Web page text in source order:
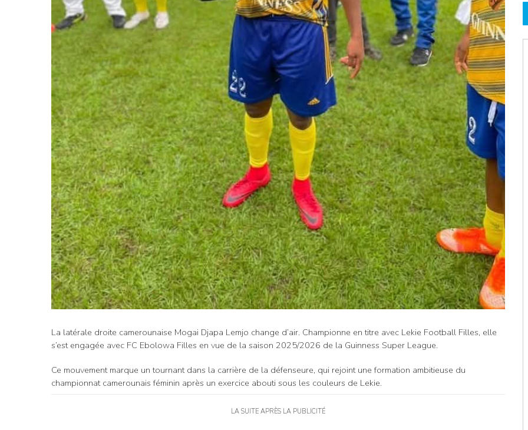
La latérale droite camerounaise Mogai Djapa Lemjo change d’air. Championne en titre avec Lekie Football Filles, elle
s’est engagée avec FC Ebolowa Filles en vue de la saison 2025/2026 de la Guinness Super League.
Ce mouvement marque un tournant dans la carrière de la défenseure, qui rejoint une formation ambitieuse du
championnat camerounais féminin après un exercice abouti sous les couleurs de Lekie.
LA SUITE APRÈS LA PUBLICITÉ